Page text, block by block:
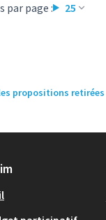
par page : 25
propositions retirées